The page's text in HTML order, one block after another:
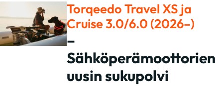
Torqeedo Travel XS ja
Cruise 3.0/6.0 (2026–)
–
Sähköperämoottorien
uusin sukupolvi